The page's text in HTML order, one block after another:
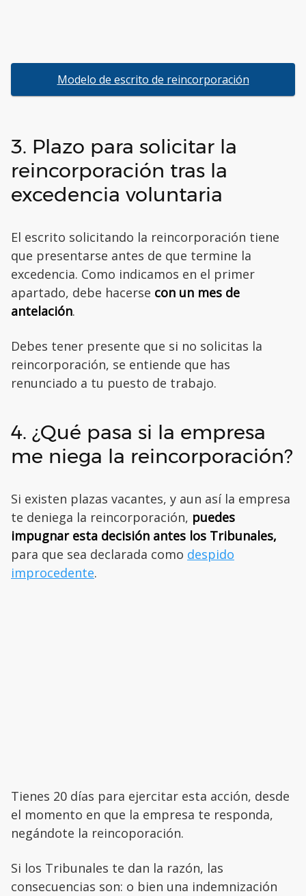
Modelo de escrito de reincorporación
3. Plazo para solicitar la
reincorporación tras la
excedencia voluntaria
El escrito solicitando la reincorporación tiene
que presentarse antes de que termine la
excedencia. Como indicamos en el primer
apartado, debe hacerse con un mes de
antelación.
Debes tener presente que si no solicitas la
reincorporación, se entiende que has
renunciado a tu puesto de trabajo.
4. ¿Qué pasa si la empresa
me niega la reincorporación?
Si existen plazas vacantes, y aun así la empresa
te deniega la reincorporación, puedes
impugnar esta decisión antes los Tribunales,
para que sea declarada como despido
improcedente.
Tienes 20 días para ejercitar esta acción, desde
el momento en que la empresa te responda,
negándote la reincoporación.
Si los Tribunales te dan la razón, las
consecuencias son: o bien una indemnización